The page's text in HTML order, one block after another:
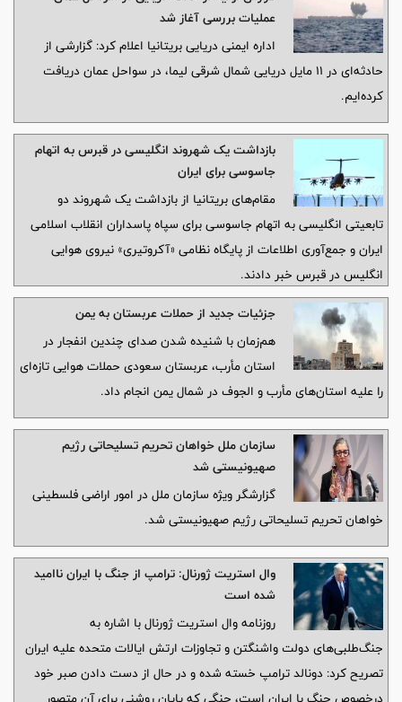
عملیات بررسی آغاز شد
اداره ایمنی دریایی بریتانیا اعلام کرد: گزارشی از
حادثه‌ای در ۱۱ مایل دریایی شمال شرقی لیما، در سواحل عمان دریافت
کرده‌ایم.
بازداشت یک شهروند انگلیسی در قبرس به اتهام
جاسوسی برای ایران
مقام‌های بریتانیا از بازداشت یک شهروند دو
تابعیتی انگلیسی به اتهام جاسوسی برای سپاه پاسداران انقلاب اسلامی
ایران و جمع‌آوری اطلاعات از پایگاه نظامی «آکروتیری» نیروی هوایی
انگلیس در قبرس خبر دادند.
جزئیات جدید از حملات عربستان به یمن
هم‌زمان با شنیده شدن صدای چندین انفجار در
استان مأرب، عربستان سعودی حملات هوایی تازه‌ای
را علیه استان‌های مأرب و الجوف در شمال یمن انجام داد.
سازمان ملل خواهان تحریم تسلیحاتی رژیم
صهیونیستی شد
گزارشگر ویژه سازمان ملل در امور اراضی فلسطینی
خواهان تحریم تسلیحاتی رژیم صهیونیستی شد.
وال استریت ژورنال: ترامپ از جنگ با ایران ناامید
شده است
روزنامه وال استریت ژورنال با اشاره به
جنگ‌طلبی‌های دولت واشنگتن و تجاوزات ارتش ایالات متحده علیه ایران
تصریح کرد: دونالد ترامپ خسته شده و در حال از دست دادن صبر خود